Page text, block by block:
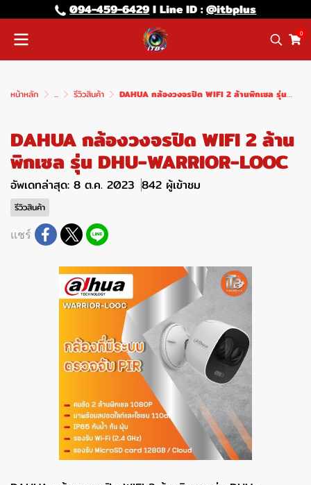
094-459-6429l Line lD :@itbplus
0
หน้าหลัก ... รีวิวสินค้า DAHUA กล้องวงจรปิด WIFI 2 ล้านพิกเซล รุ่น DHU-WARRIOR-LOOC
DAHUA กล้องวงจรปิด WIFI 2 ล้าน
พิกเซล รุ่น DHU-WARRIOR-LOOC
อัพเดทล่าสุด: 8 ต.ค. 2023 842 ผู้เข้าชม
รีวิวสินค้า
แชร์